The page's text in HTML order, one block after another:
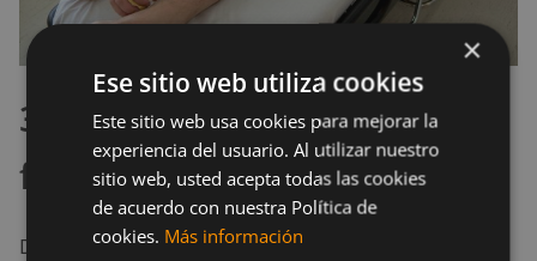
3. Falta de estabilidad y
fuerza en el core
De acuerdo con determinadas investigaciones, la
×
Ese sitio web utiliza cookies
Este sitio web usa cookies para mejorar la
experiencia del usuario. Al utilizar nuestro
sitio web, usted acepta todas las cookies
de acuerdo con nuestra Política de
cookies. Más información